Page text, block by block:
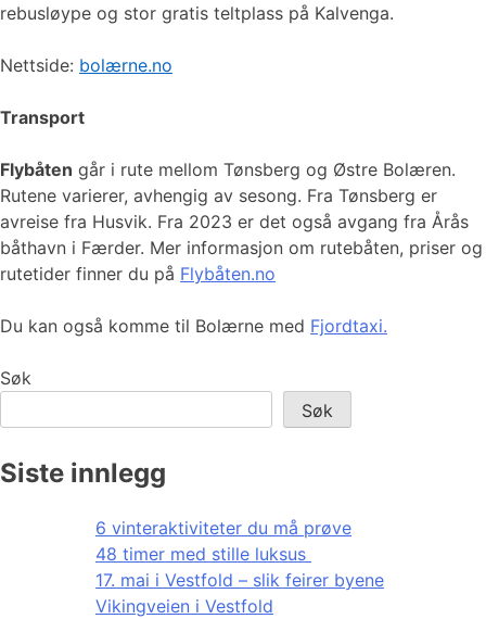
rebusløype og stor gratis teltplass på Kalvenga.
Nettside: bolærne.no
Transport
Flybåten går i rute mellom Tønsberg og Østre Bolæren.
Rutene varierer, avhengig av sesong. Fra Tønsberg er
avreise fra Husvik. Fra 2023 er det også avgang fra Årås
båthavn i Færder. Mer informasjon om rutebåten, priser og
rutetider finner du på Flybåten.no
Du kan også komme til Bolærne med Fjordtaxi.
Søk
Søk
Siste innlegg
6 vinteraktiviteter du må prøve
48 timer med stille luksus
17. mai i Vestfold – slik feirer byene
Vikingveien i Vestfold